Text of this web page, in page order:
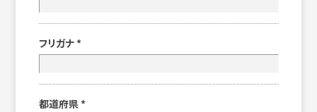
フリガナ *
都道府県 *